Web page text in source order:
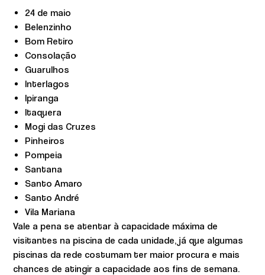
24 de maio
Belenzinho
Bom Retiro
Consolação
Guarulhos
Interlagos
Ipiranga
Itaquera
Mogi das Cruzes
Pinheiros
Pompeia
Santana
Santo Amaro
Santo André
Vila Mariana
Vale a pena se atentar à capacidade máxima de
visitantes na piscina de cada unidade, já que algumas
piscinas da rede costumam ter maior procura e mais
chances de atingir a capacidade aos fins de semana.